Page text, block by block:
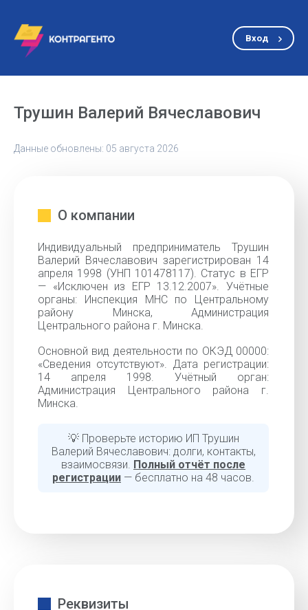
Вход
Трушин Валерий Вячеславович
Данные обновлены: 05 августа 2026
О компании
Индивидуальный предприниматель Трушин
Валерий Вячеславович зарегистрирован 14
апреля 1998 (УНП 101478117). Статус в ЕГР
— «Исключен из ЕГР 13.12.2007». Учётные
органы: Инспекция МНС по Центральному
району Минска, Администрация
Центрального района г. Минска.
Основной вид деятельности по ОКЭД 00000:
«Cведения отсутствуют». Дата регистрации:
14 апреля 1998. Учётный орган:
Администрация Центрального района г.
Минска.
💡 Проверьте историю ИП Трушин
Валерий Вячеславович: долги, контакты,
взаимосвязи. Полный отчёт после
регистрации — бесплатно на 48 часов.
Реквизиты